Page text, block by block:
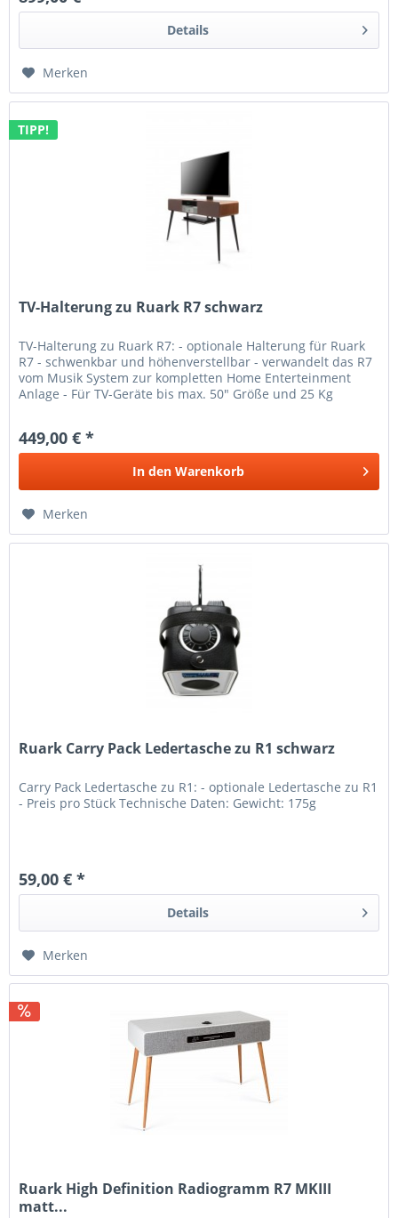
Details
Merken
TIPP!
TV-Halterung zu Ruark R7 schwarz
TV-Halterung zu Ruark R7: - optionale Halterung für Ruark
R7 - schwenkbar und höhenverstellbar - verwandelt das R7
vom Musik System zur kompletten Home Enterteinment
Anlage - Für TV-Geräte bis max. 50" Größe und 25 Kg
449,00 € *
In den Warenkorb
Merken
Ruark Carry Pack Ledertasche zu R1 schwarz
Carry Pack Ledertasche zu R1: - optionale Ledertasche zu R1
- Preis pro Stück Technische Daten: Gewicht: 175g
59,00 € *
Details
Merken
Ruark High Definition Radiogramm R7 MKIII
matt...